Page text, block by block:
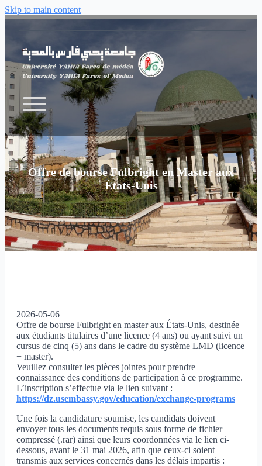
Skip to main content
Offre de bourse Fulbright en Master aux
États-Unis
2026-05-06
Offre de bourse Fulbright en master aux États-Unis, destinée
aux étudiants titulaires d’une licence (4 ans) ou ayant suivi un
cursus de cinq (5) ans dans le cadre du système LMD (licence
+ master).
Veuillez consulter les pièces jointes pour prendre
connaissance des conditions de participation à ce programme.
L’inscription s’effectue via le lien suivant :
https://dz.usembassy.gov/education/exchange-programs
Une fois la candidature soumise, les candidats doivent
envoyer tous les documents requis sous forme de fichier
compressé (.rar) ainsi que leurs coordonnées via le lien ci-
dessous, avant le 31 mai 2026, afin que ceux-ci soient
transmis aux services concernés dans les délais impartis :